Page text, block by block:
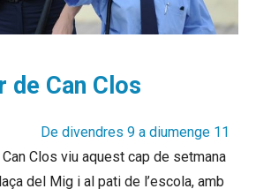
de Can Clos
De divendres 9 a diumenge 11
Clos viu aquest cap de setmana
del Mig i al pati de l’escola, amb